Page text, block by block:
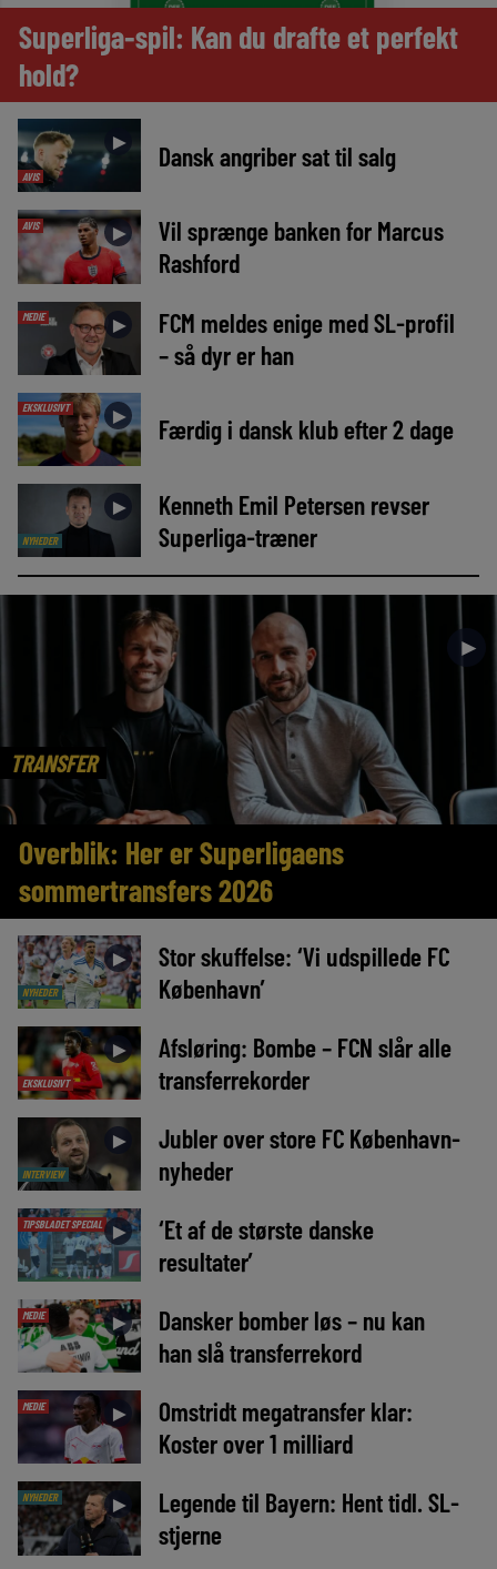
Superliga-spil: Kan du drafte et perfekt
hold?
AVIS
► Dansk angriber sat til salg
AVIS ►
Vil sprænge banken for Marcus
Rashford
MEDIE ►
FCM meldes enige med SL-profil
– så dyr er han
EKSKLUSIVT ► Færdig i dansk klub efter 2 dage
NYHEDER
►
Kenneth Emil Petersen revser
Superliga-træner
TRANSFER
►
Overblik: Her er Superligaens
sommertransfers 2026
NYHEDER
►
Stor skuffelse: ‘Vi udspillede FC
København’
EKSKLUSIVT
►
Afsløring: Bombe – FCN slår alle
transferrekorder
INTERVIEW
►
Jubler over store FC København-
nyheder
TIPSBLADET SPECIAL ►
‘Et af de største danske
resultater’
MEDIE ►
Dansker bomber løs – nu kan
han slå transferrekord
MEDIE ►
Omstridt megatransfer klar:
Koster over 1 milliard
NYHEDER ►
Legende til Bayern: Hent tidl. SL-
stjerne